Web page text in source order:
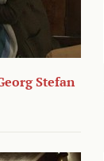
Stefan